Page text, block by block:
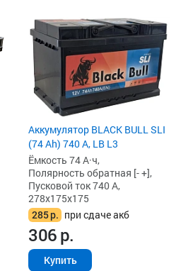
Аккумулятор BLACK BULL SLI
(74 Ah) 740 А, LB L3
Ёмкость 74 А·ч,
Полярность обратная [- +],
Пусковой ток 740 А,
278x175x175
285р. при сдаче акб
306р.
Купить